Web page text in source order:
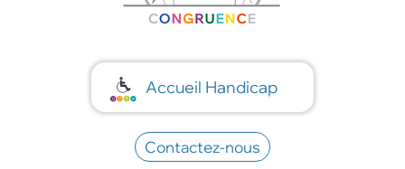
Accueil Handicap
Contactez-nous